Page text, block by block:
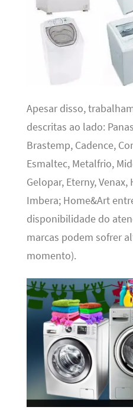
Apesar disso,
descritas ao lado:
Brastemp, Cadence,
Esmaltec, Metalfrio,
Gelopar, Eterny, Venax,
Imbera; Home&Art
disponibilidade do
marcas podem sofrer
momento).